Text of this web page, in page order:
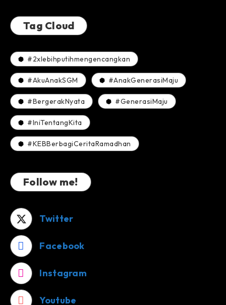
Tag Cloud
#2xlebihputihmengencangkan
#AkuAnakSGM #AnakGenerasiMaju
#BergerakNyata #GenerasiMaju
#IniTentangKita
#KEBBerbagiCeritaRamadhan
Follow me!
Twitter
Facebook
Instagram
Youtube